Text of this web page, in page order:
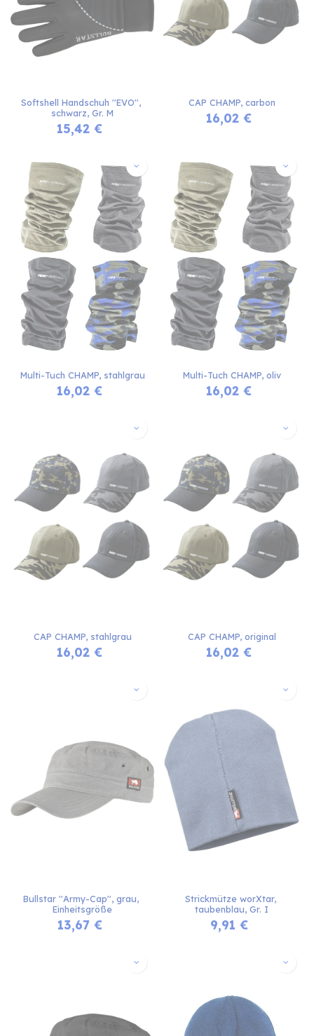
Softshell Handschuh ''EVO'',
schwarz, Gr. M
15,42 €
CAP CHAMP, carbon
16,02 €
Multi-Tuch CHAMP, stahlgrau
16,02 €
Multi-Tuch CHAMP, oliv
16,02 €
CAP CHAMP, stahlgrau
16,02 €
CAP CHAMP, original
16,02 €
Bullstar ''Army-Cap'', grau,
Einheitsgröße
13,67 €
Strickmütze worXtar,
taubenblau, Gr. I
9,91 €